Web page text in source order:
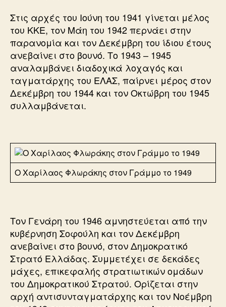
Στις αρχές του Ιούνη του 1941 γίνεται μέλος
του ΚΚΕ, τον Μάη του 1942 περνάει στην
παρανομία και τον Δεκέμβρη του ίδιου έτους
ανεβαίνει στο βουνό. Το 1943 – 1945
αναλαμβάνει διαδοχικά λοχαγός και
ταγματάρχης του ΕΛΑΣ, παίρνει μέρος στον
Δεκέμβρη του 1944 και τον Οκτώβρη του 1945
συλλαμβάνεται.
Ο Χαρίλαος Φλωράκης στον Γράμμο το 1949
Τον Γενάρη του 1946 αμνηστεύεται από την
κυβέρνηση Σοφούλη και τον Δεκέμβρη
ανεβαίνει στο βουνό, στον Δημοκρατικό
Στρατό Ελλάδας. Συμμετέχει σε δεκάδες
μάχες, επικεφαλής στρατιωτικών ομάδων
του Δημοκρατικού Στρατού. Ορίζεται στην
αρχή αντισυνταγματάρχης και τον Νοέμβρη